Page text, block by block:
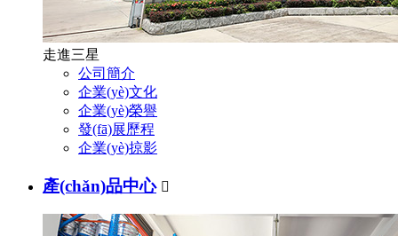
走進三星
公司簡介
企業(yè)文化
企業(yè)榮譽
發(fā)展歷程
企業(yè)掠影
產(chǎn)品中心 